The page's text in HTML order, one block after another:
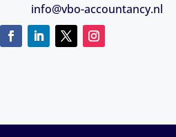
info@vbo-accountancy.nl